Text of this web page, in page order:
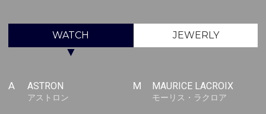
WATCH JEWERLY
▼
A ASTRON
アストロン
M MAURICE LACROIX
モーリス・ラクロア